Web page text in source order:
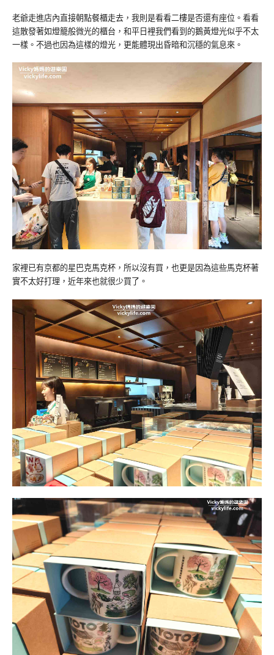
老爺走進店內直接朝點餐櫃走去，我則是看看二樓是否還有座位。看看
這散發著如燈籠般微光的櫃台，和平日裡我們看到的鵝黃燈光似乎不太
一樣。不過也因為這樣的燈光，更能體現出昏暗和沉穩的氣息來。
家裡已有京都的星巴克馬克杯，所以沒有買，也更是因為這些馬克杯著
實不太好打理，近年來也就很少買了。